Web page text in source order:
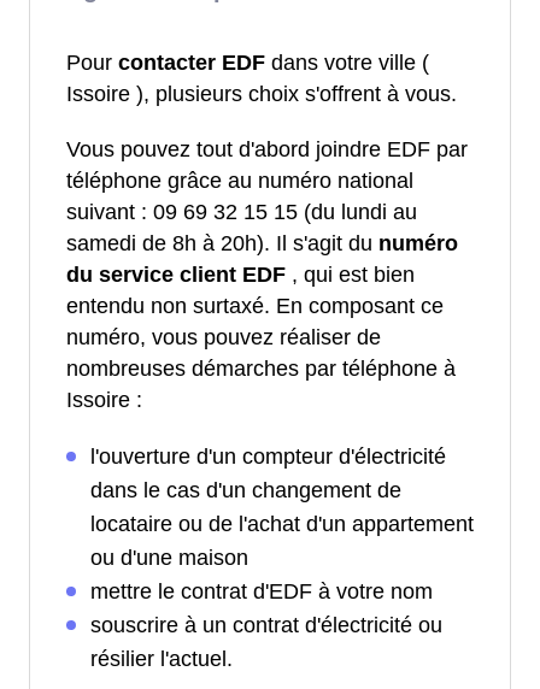
Pour contacter EDF dans votre ville (
Issoire ), plusieurs choix s'offrent à vous.
Vous pouvez tout d'abord joindre EDF par
téléphone grâce au numéro national
suivant : 09 69 32 15 15 (du lundi au
samedi de 8h à 20h). Il s'agit du numéro
du service client EDF , qui est bien
entendu non surtaxé. En composant ce
numéro, vous pouvez réaliser de
nombreuses démarches par téléphone à
Issoire :
l'ouverture d'un compteur d'électricité
dans le cas d'un changement de
locataire ou de l'achat d'un appartement
ou d'une maison
mettre le contrat d'EDF à votre nom
souscrire à un contrat d'électricité ou
résilier l'actuel.